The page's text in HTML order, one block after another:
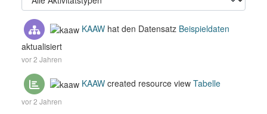
KAAW hat den Datensatz Beispieldaten
aktualisiert
vor 2 Jahren
KAAW created resource view Tabelle
vor 2 Jahren